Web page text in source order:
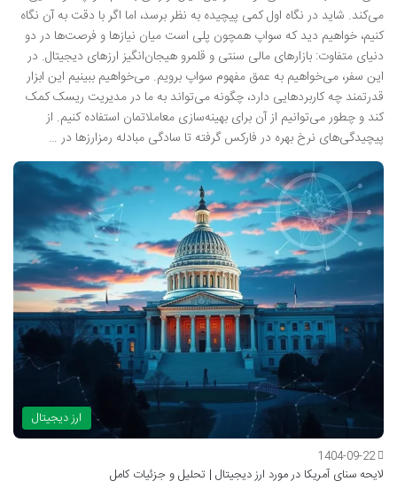
می‌کند. شاید در نگاه اول کمی پیچیده به نظر برسد، اما اگر با دقت به آن نگاه
کنیم، خواهیم دید که سواپ همچون پلی است میان نیازها و فرصت‌ها در دو
دنیای متفاوت: بازارهای مالی سنتی و قلمرو هیجان‌انگیز ارزهای دیجیتال. در
این سفر، می‌خواهیم به عمق مفهوم سواپ برویم. می‌خواهیم ببینیم این ابزار
قدرتمند چه کاربردهایی دارد، چگونه می‌تواند به ما در مدیریت ریسک کمک
کند و چطور می‌توانیم از آن برای بهینه‌سازی معاملاتمان استفاده کنیم. از
پیچیدگی‌های نرخ بهره در فارکس گرفته تا سادگی مبادله رمزارزها در …
ارز دیجیتال
1404-09-22
لایحه سنای آمریکا در مورد ارز دیجیتال | تحلیل و جزئیات کامل